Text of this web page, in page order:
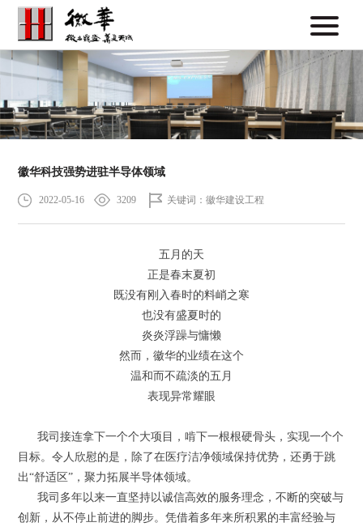
徽华科技强势进驻半导体领域
2022-05-16 3209 关键词：徽华建设工程
五月的天
正是春末夏初
既没有刚入春时的料峭之寒
也没有盛夏时的
炎炎浮躁与慵懒
然而，徽华的业绩在这个
温和而不疏淡的五月
表现异常耀眼
我司接连拿下一个个大项目，啃下一根根硬骨头，实现一个个
目标。令人欣慰的是，除了在医疗洁净领域保持优势，还勇于跳
出“舒适区”，聚力拓展半导体领域。
我司多年以来一直坚持以诚信高效的服务理念，不断的突破与
创新，从不停止前进的脚步。凭借着多年来所积累的丰富经验与